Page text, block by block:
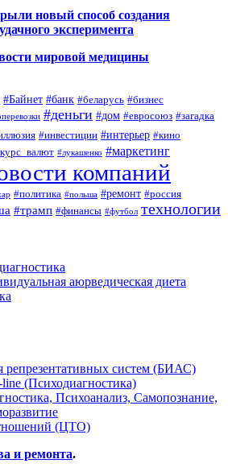
новый способ создания
эксперимента
мировой медицины
#Байнет #банк #беларусь #бизнес
#деньги #дом #евросоюз #загадка
#инвестиции #интерьер #кино
#лукашенко #маркетинг
компаний
#политика #польша #ремонт #россия
#трамп #финансы #футбол технологии
аюрведическая диета
репрезентативных систем (БИАС)
(Психодиагностика)
Психоанализ, Самопознание,
(ЦТО)
и ремонта.